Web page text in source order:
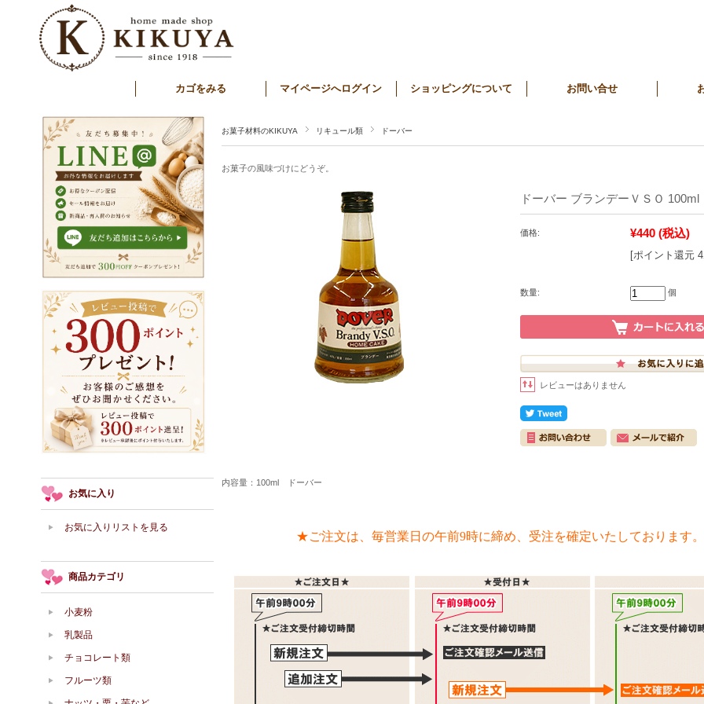
カゴをみる マイページへログイン ショッピングについて お問い合せ
お菓子材料のKIKUYA リキュール類 ドーバー
お菓子の風味づけにどうぞ。
ドーバー ブランデーＶＳＯ 100ml
価格: ¥440 (税込)
[ポイント還元
数量: 個
レビューはありません
内容量：100ml ドーバー
★ご注文は、毎営業日の午前9時に締め、受注を確定いたしております。
お気に入り
お気に入りリストを見る
商品カテゴリ
小麦粉
乳製品
チョコレート類
フルーツ類